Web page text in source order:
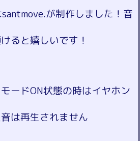
が制作しました！音
ると嬉しいです！
ードON状態の時はイヤホン
は再生されません